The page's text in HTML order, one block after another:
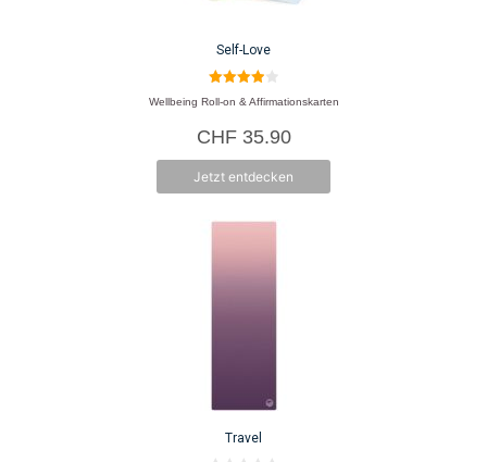
Self-Love
4.00
von 5
Wellbeing Roll-on & Affirmationskarten
CHF35.90
Jetzt entdecken
Travel